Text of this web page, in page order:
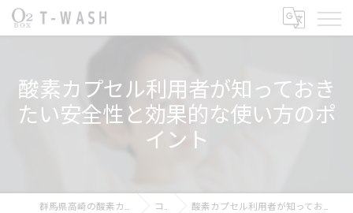
酸素カプセル利用者が知っておき
たい安全性と効果的な使い方のポ
イント
コラム 酸素カプセル利用者が知っておきたい安全性と効果的な使い方のポイント